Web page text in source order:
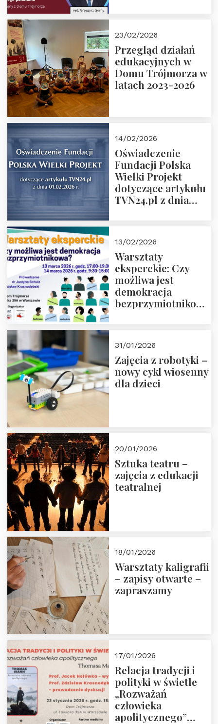
Rozmawiają red.
Grzegorz Górny i
prof. Michał
Łuczewski
23/02/2026
Przegląd działań
edukacyjnych w
Domu Trójmorza w
latach 2023-2026
14/02/2026
Oświadczenie
Fundacji Polska
Wielki Projekt
dotyczące artykułu
TVN24.pl z dnia
13/02/2026
Warsztaty
eksperckie: Czy
możliwa jest
demokracja
bezprzymiotnikowa?
31/01/2026
Zajęcia z robotyki –
nowy cykl wiosenny
dla dzieci
20/01/2026
Sztuka teatru –
zajęcia z edukacji
teatralnej
18/01/2026
Warsztaty kaligrafii
– zapisy otwarte –
zapraszamy
17/01/2026
Relacja tradycji i
polityki w świetle
„Rozważań
człowieka
apolitycznego”